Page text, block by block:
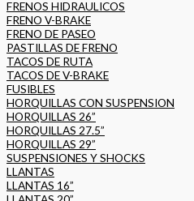
FRENOS HIDRAULICOS
FRENO V-BRAKE
FRENO DE PASEO
PASTILLAS DE FRENO
TACOS DE RUTA
TACOS DE V-BRAKE
FUSIBLES
HORQUILLAS CON SUSPENSION
HORQUILLAS 26”
HORQUILLAS 27.5”
HORQUILLAS 29”
SUSPENSIONES Y SHOCKS
LLANTAS
LLANTAS 16”